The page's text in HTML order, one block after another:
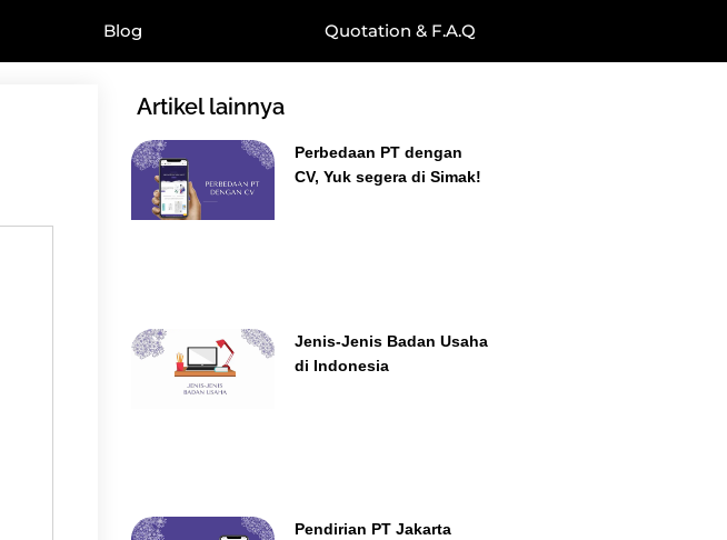
Blog Quotation & F.A.Q
Artikel lainnya
Perbedaan PT dengan
CV, Yuk segera di Simak!
Jenis-Jenis Badan Usaha
di Indonesia
Pendirian PT Jakarta